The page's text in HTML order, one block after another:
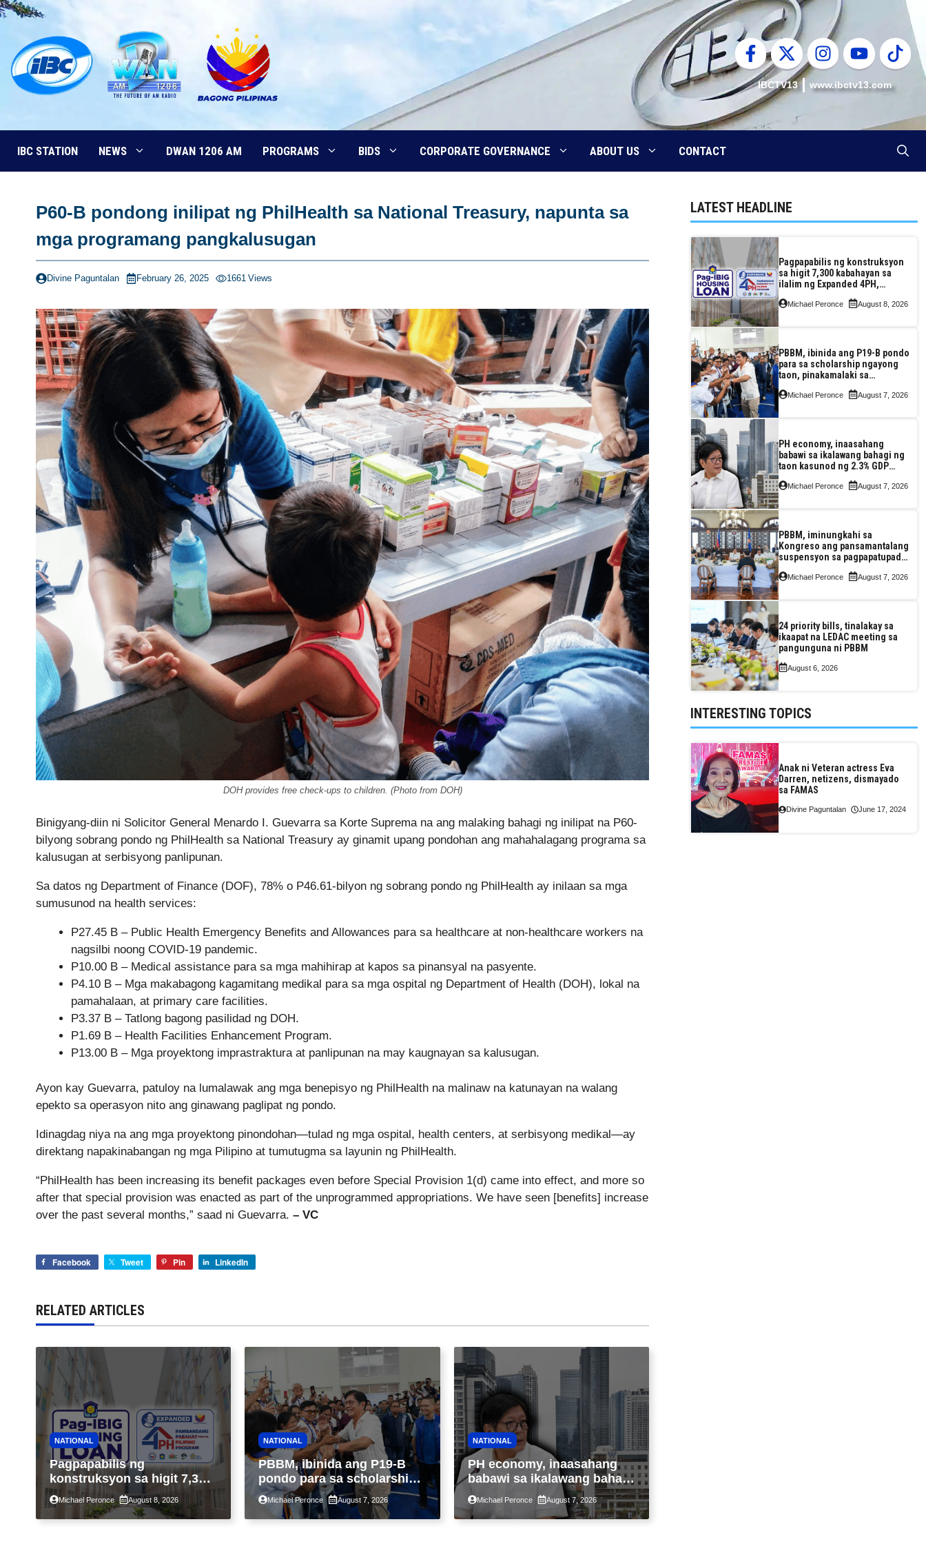
Skip
content
IBCTV13 www.ibctv13.com
IBC STATION NEWS DWAN 1206 AM PROGRAMS BIDS CORPORATE GOVERNANCE ABOUT US CONTACT
P60-B pondong inilipat ng PhilHealth sa National Treasury, napunta sa
mga programang pangkalusugan
Divine Paguntalan February 26, 2025 1661 Views
DOH provides free check-ups to children. (Photo from DOH)
Binigyang-diin ni Solicitor General Menardo I. Guevarra sa Korte Suprema na ang malaking bahagi ng inilipat na P60-
bilyong sobrang pondo ng PhilHealth sa National Treasury ay ginamit upang pondohan ang mahahalagang programa sa
kalusugan at serbisyong panlipunan.
Sa datos ng Department of Finance (DOF), 78% o P46.61-bilyon ng sobrang pondo ng PhilHealth ay inilaan sa mga
sumusunod na health services:
P27.45 B – Public Health Emergency Benefits and Allowances para sa healthcare at non-healthcare workers na
nagsilbi noong COVID-19 pandemic.
P10.00 B – Medical assistance para sa mga mahihirap at kapos sa pinansyal na pasyente.
P4.10 B – Mga makabagong kagamitang medikal para sa mga ospital ng Department of Health (DOH), lokal na
pamahalaan, at primary care facilities.
P3.37 B – Tatlong bagong pasilidad ng DOH.
P1.69 B – Health Facilities Enhancement Program.
P13.00 B – Mga proyektong imprastraktura at panlipunan na may kaugnayan sa kalusugan.
Ayon kay Guevarra, patuloy na lumalawak ang mga benepisyo ng PhilHealth na malinaw na katunayan na walang
epekto sa operasyon nito ang ginawang paglipat ng pondo.
Idinagdag niya na ang mga proyektong pinondohan—tulad ng mga ospital, health centers, at serbisyong medikal—ay
direktang napakinabangan ng mga Pilipino at tumutugma sa layunin ng PhilHealth.
“PhilHealth has been increasing its benefit packages even before Special Provision 1(d) came into effect, and more so
after that special provision was enacted as part of the unprogrammed appropriations. We have seen [benefits] increase
over the past several months,” saad ni Guevarra. – VC
Facebook Tweet Pin LinkedIn
RELATED ARTICLES
NATIONAL
Pagpapabilis ng
konstruksyon sa higit 7,300
kabahayan sa ilalim ng
Expanded 4PH, posible na
sa pagtutulungan ng Pag-
Michael Peronce August 8, 2026
NATIONAL
PBBM, ibinida ang P19-B
pondo para sa scholarship
ngayong taon, pinakamalaki
sa kasaysayan ng TESDA
Michael Peronce August 7, 2026
NATIONAL
PH economy, inaasahang
babawi sa ikalawang bahagi
ng taon kasunod ng 2.3%
GDP dulot ng Middle East
war, pagkaantala ng public
Michael Peronce August 7, 2026
LATEST HEADLINE
Pagpapabilis ng konstruksyon
sa higit 7,300 kabahayan sa
ilalim ng Expanded 4PH,
ng Pag-IBIG at P.A. Alvarez
Michael Peronce August 8, 2026
PBBM, ibinida ang P19-B pondo
para sa scholarship ngayong
taon, pinakamalaki sa
Michael Peronce August 7, 2026
PH economy, inaasahang
babawi sa ikalawang bahagi ng
taon kasunod ng 2.3% GDP
pagkaantala ng public
Michael Peronce August 7, 2026
PBBM, iminungkahi sa
Kongreso ang pansamantalang
suspensyon sa pagpapatupad
Assessment Reform Act
Michael Peronce August 7, 2026
24 priority bills, tinalakay sa
ikaapat na LEDAC meeting sa
pangunguna ni PBBM
August 6, 2026
INTERESTING TOPICS
Anak ni Veteran actress Eva
Darren, netizens, dismayado
sa FAMAS
Divine Paguntalan June 17, 2024